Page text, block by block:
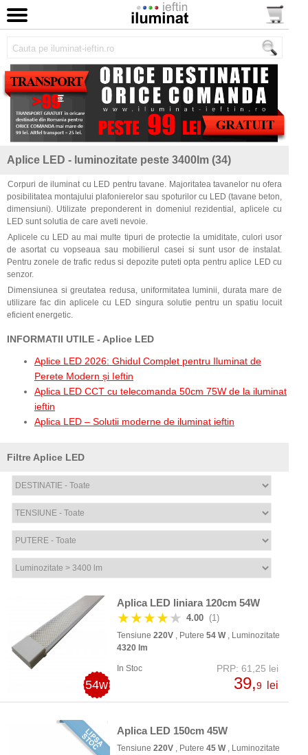
Aplice LED - luminozitate peste 3400lm (34)
Corpuri de iluminat cu LED pentru tavane. Majoritatea tavanelor nu ofera
posibilitatea montajului plafonierelor sau spoturilor cu LED (tavane beton,
dimensiuni). Utilizate preponderent in domeniul rezidential, aplicele cu
LED sunt solutia de care aveti nevoie.
Aplicele cu LED au mai multe tipuri de protectie la umiditate, culori usor
de asortat cu vopseaua sau mobilierul casei si sunt usor de instalat.
Pentru zonele de trafic redus si depozite puteti opta pentru aplice LED cu
senzor.
Dimensiunea si greutatea redusa, uniformitatea luminii, durata mare de
utilizare fac din aplicele cu LED singura solutie pentru un spatiu locuit
eficient energetic.
INFORMATII UTILE - Aplice LED
Aplice LED 2026: Ghidul Complet pentru Iluminat de
Perete Modern și Ieftin
Aplica LED CCT cu telecomanda 50cm 75W de la iluminat
ieftin
Aplica LED – Solutii moderne de iluminat ieftin
Filtre Aplice LED
54w
Aplica LED liniara 120cm 54W
★★★★★ 4.00 (1)
Tensiune 220V , Putere 54 W, Luminozitate
4320 lm
In Stoc PRP: 61,25 lei
39,9 lei
Aplica LED 150cm 45W
Tensiune 220V , Putere 45 W, Luminozitate